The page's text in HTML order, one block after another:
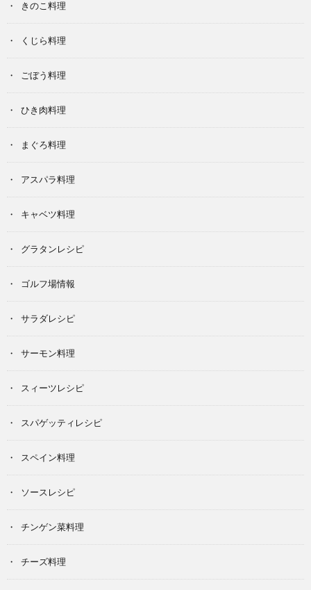
きのこ料理
くじら料理
ごぼう料理
ひき肉料理
まぐろ料理
アスパラ料理
キャベツ料理
グラタンレシピ
ゴルフ場情報
サラダレシピ
サーモン料理
スィーツレシピ
スパゲッティレシピ
スペイン料理
ソースレシピ
チンゲン菜料理
チーズ料理